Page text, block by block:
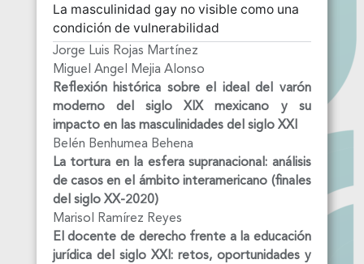
La masculinidad gay no visible como una
condición de vulnerabilidad
Jorge Luis Rojas Martínez
Miguel Angel Mejia Alonso
Reflexión histórica sobre el ideal del varón
moderno del siglo XIX mexicano y su
impacto en las masculinidades del siglo XXI
Belén Benhumea Behena
La tortura en la esfera supranacional: análisis
de casos en el ámbito interamericano (finales
del siglo XX-2020)
Marisol Ramírez Reyes
El docente de derecho frente a la educación
jurídica del siglo XXI: retos, oportunidades y